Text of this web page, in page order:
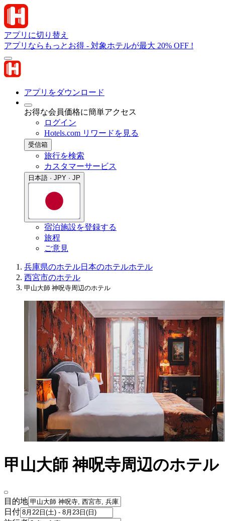
アプリに切り替え
アプリならもっとお得 - 対象ホテルが最大 20% OFF !
アプリをダウンロード
お得な会員価格に簡単アクセス
ログイン
Hotels.com リワードを見る
受信箱
旅行を検索
カスタマーサービス
日本語 · JPY · JP
宿泊施設を登録する
旅程
ご意見
兵庫県のホテル日本のホテルホテル
西宮市のホテル
甲山大師 神呪寺周辺のホテル
甲山大師 神呪寺周辺のホテル
目的地
日付